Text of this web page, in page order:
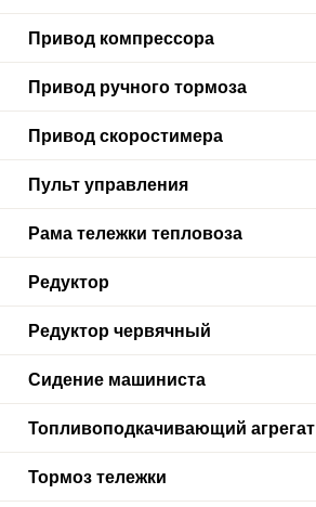
Привод компрессора
Привод ручного тормоза
Привод скоростимера
Пульт управления
Рама тележки тепловоза
Редуктор
Редуктор червячный
Сидение машиниста
Топливоподкачивающий агрегат
Тормоз тележки